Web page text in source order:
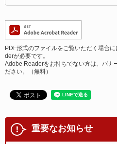
PDF形式のファイルをご覧いただく場合
derが必要です。
Adobe Readerをお持ちでない方は、バナ
ださい。（無料）
重要なお知らせ